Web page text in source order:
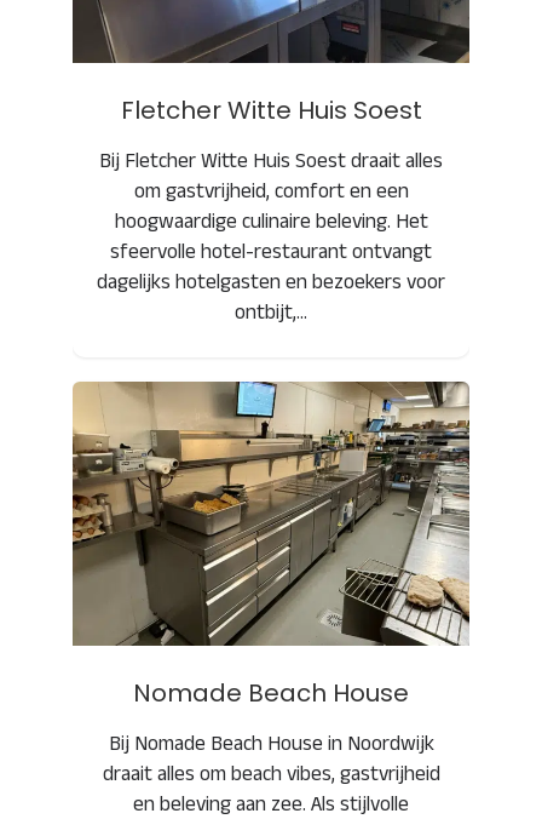
Fletcher Witte Huis Soest
Bij Fletcher Witte Huis Soest draait alles
om gastvrijheid, comfort en een
hoogwaardige culinaire beleving. Het
sfeervolle hotel-restaurant ontvangt
dagelijks hotelgasten en bezoekers voor
ontbijt,…
Nomade Beach House
Nomade Beach House
Bij Nomade Beach House in Noordwijk
draait alles om beach vibes, gastvrijheid
en beleving aan zee. Als stijlvolle